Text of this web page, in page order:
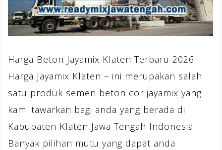
Harga Beton Jayamix Klaten Terbaru 2026
Harga Jayamix Klaten – ini merupakan salah
satu produk semen beton cor jayamix yang
kami tawarkan bagi anda yang berada di
Kabupaten Klaten Jawa Tengah Indonesia.
Banyak pilihan mutu yang dapat anda